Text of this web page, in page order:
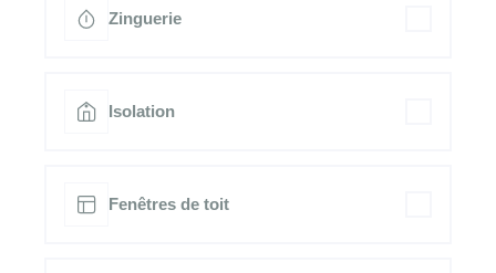
Zinguerie
Isolation
Fenêtres de toit